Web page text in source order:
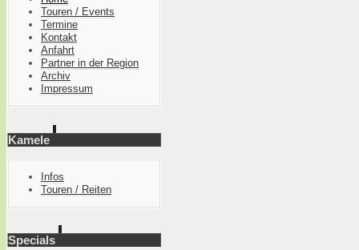
Touren / Events
Termine
Kontakt
Anfahrt
Partner in der Region
Archiv
Impressum
Kamele
Infos
Touren / Reiten
Specials